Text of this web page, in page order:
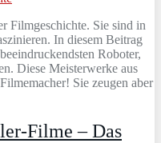
Filmgeschichte. Sie sind in
In diesem Beitrag
Roboter,
Diese Meisterwerke aus
Sie zeugen aber
Filme – Das